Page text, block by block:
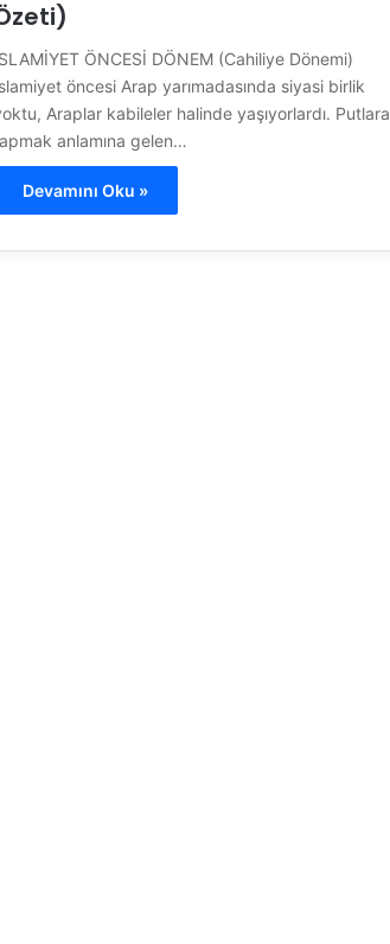
ÖNCESİ DÖNEM (Cahiliye Dönemi)
öncesi Arap yarımadasında siyasi birlik
Araplar kabileler halinde yaşıyorlardı. Putlara
anlamına gelen…
Devamını Oku »